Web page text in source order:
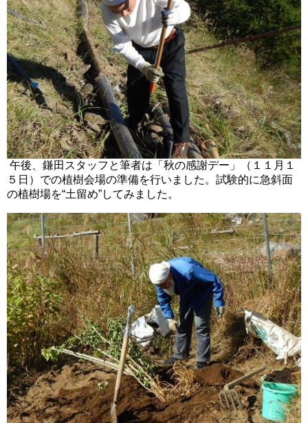
午後、鎌田スタッフと筆者は「秋の感謝デー」（１１月１
５日）での植樹会場の準備を行いました。試験的に急斜面
の植樹場を“土留め”してみました。